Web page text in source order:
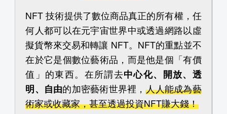
NFT 技術提供了數位商品真正的所有權，任
何人都可以在元宇宙世界中或透過網路以虛
擬貨幣來交易和轉讓 NFT。NFT的重點並不
在於它是個數位藝術品，而是他是個「有價
值」的東西。在所謂去中心化、開放、透
明、自由的加密藝術世界裡，人人能成為藝
術家或收藏家，甚至透過投資NFT賺大錢！